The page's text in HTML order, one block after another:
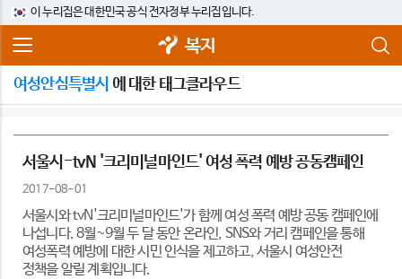
이 누리집은 대한민국 공식 전자정부 누리집입니다.
복지
여성안심특별시 에 대한 태그클라우드
서울시-tvN '크리미널마인드' 여성 폭력 예방 공동캠페인
2017-08-01
서울시와 tvN'크리미널마인드'가 함께 여성 폭력 예방 공동 캠페인에
나섭니다. 8월~9월 두 달 동안 온라인, SNS와 거리 캠페인을 통해
여성폭력 예방에 대한 시민 인식을 제고하고, 서울시 여성안전
정책을 알릴 계획입니다.